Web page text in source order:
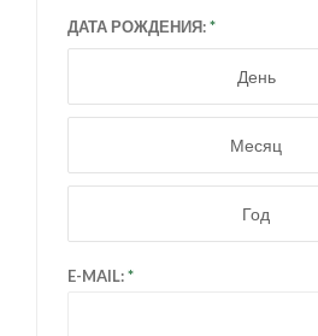
ДАТА РОЖДЕНИЯ:
День
Месяц
Год
E-MAIL: